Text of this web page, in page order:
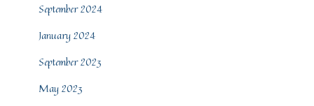
September 2024
January 2024
September 2023
May 2023